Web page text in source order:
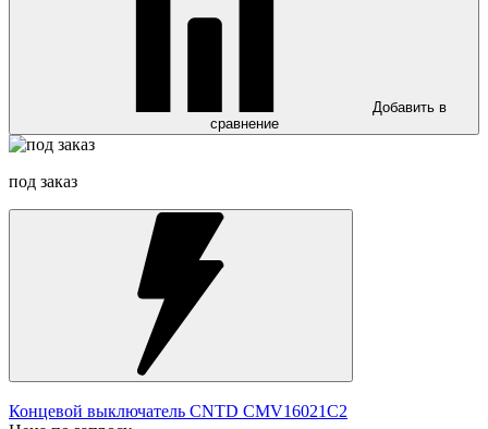
Добавить в
сравнение
под заказ
Концевой выключатель CNTD CMV16021C2